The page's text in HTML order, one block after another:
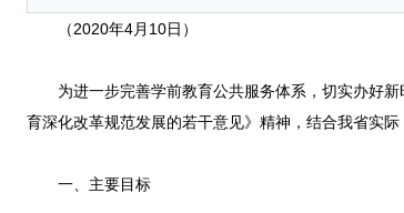
（2020年4月10日）
为进一步完善学前教育公共服务体系，切实办好新
育深化改革规范发展的若干意见》精神，结合我省实际
一、主要目标